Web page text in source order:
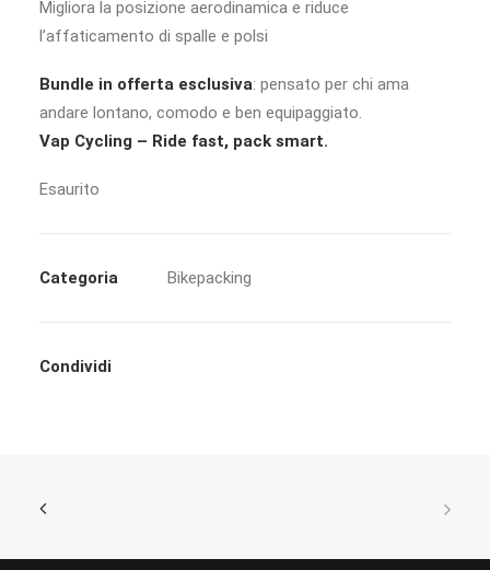
Migliora la posizione aerodinamica e riduce
l’affaticamento di spalle e polsi
Bundle in offerta esclusiva: pensato per chi ama
andare lontano, comodo e ben equipaggiato.
Vap Cycling – Ride fast, pack smart.
Esaurito
Categoria Bikepacking
Condividi